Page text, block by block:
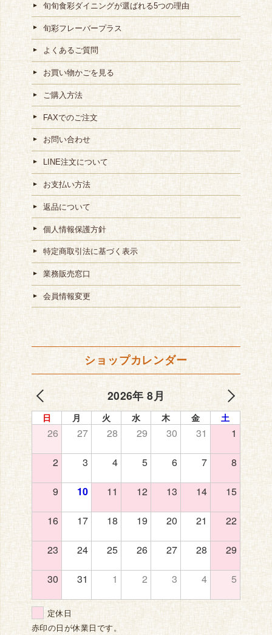
旬旬食彩ダイニングが選ばれる5つの理由
旬彩フレーバープラス
よくあるご質問
お買い物かごを見る
ご購入方法
FAXでのご注文
お問い合わせ
LINE注文について
お支払い方法
返品について
個人情報保護方針
特定商取引法に基づく表示
業務販売窓口
会員情報変更
ショップカレンダー
2026年 8月
日 月 火 水 木 金 土
26 27 28 29 30 31 1
2 3 4 5 6 7 8
9 10 11 12 13 14 15
16 17 18 19 20 21 22
23 24 25 26 27 28 29
30 31 1 2 3 4 5
定休日
赤印の日が休業日です。